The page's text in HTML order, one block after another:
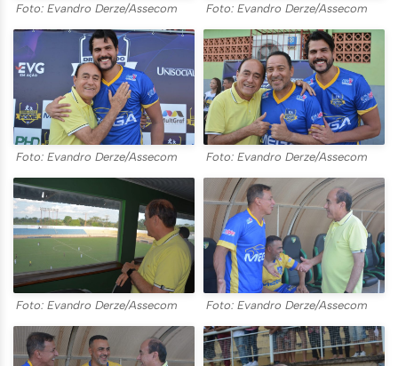
Foto: Evandro Derze/Assecom Foto: Evandro Derze/Assecom
Foto: Evandro Derze/Assecom Foto: Evandro Derze/Assecom
Foto: Evandro Derze/Assecom Foto: Evandro Derze/Assecom